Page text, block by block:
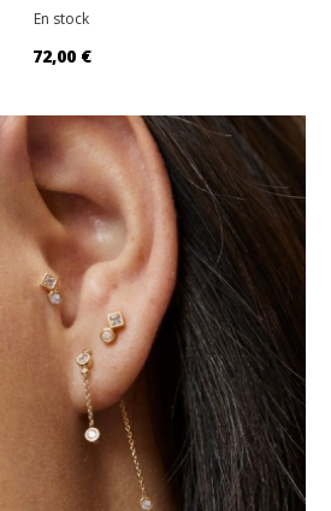
En stock
72,00 €